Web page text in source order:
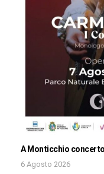
A Monticchio
6 Agosto 2026